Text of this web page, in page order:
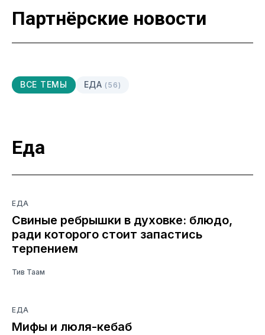
Партнёрские новости
ВСЕ ТЕМЫ ЕДА (56)
Еда
ЕДА
Свиные ребрышки в духовке: блюдо,
ради которого стоит запастись
терпением
Тив Таам
ЕДА
Мифы и люля-кебаб